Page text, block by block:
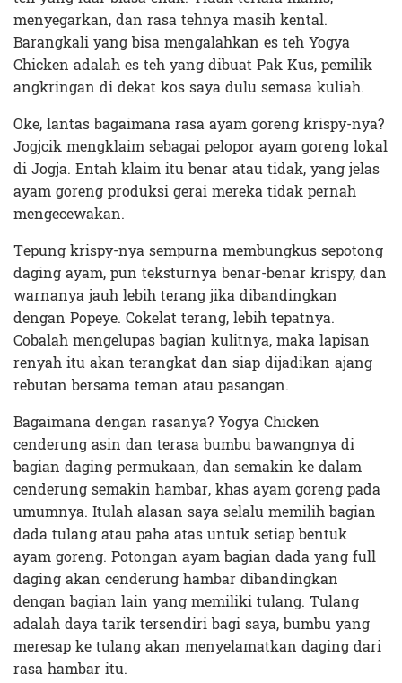
menyegarkan, dan rasa tehnya masih kental.
Barangkali yang bisa mengalahkan es teh Yogya
Chicken adalah es teh yang dibuat Pak Kus, pemilik
angkringan di dekat kos saya dulu semasa kuliah.
Oke, lantas bagaimana rasa ayam goreng krispy-nya?
Jogjcik mengklaim sebagai pelopor ayam goreng lokal
di Jogja. Entah klaim itu benar atau tidak, yang jelas
ayam goreng produksi gerai mereka tidak pernah
mengecewakan.
Tepung krispy-nya sempurna membungkus sepotong
daging ayam, pun teksturnya benar-benar krispy, dan
warnanya jauh lebih terang jika dibandingkan
dengan Popeye. Cokelat terang, lebih tepatnya.
Cobalah mengelupas bagian kulitnya, maka lapisan
renyah itu akan terangkat dan siap dijadikan ajang
rebutan bersama teman atau pasangan.
Bagaimana dengan rasanya? Yogya Chicken
cenderung asin dan terasa bumbu bawangnya di
bagian daging permukaan, dan semakin ke dalam
cenderung semakin hambar, khas ayam goreng pada
umumnya. Itulah alasan saya selalu memilih bagian
dada tulang atau paha atas untuk setiap bentuk
ayam goreng. Potongan ayam bagian dada yang full
daging akan cenderung hambar dibandingkan
dengan bagian lain yang memiliki tulang. Tulang
adalah daya tarik tersendiri bagi saya, bumbu yang
meresap ke tulang akan menyelamatkan daging dari
rasa hambar itu.